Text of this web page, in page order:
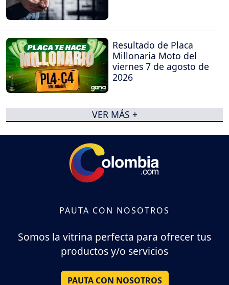
Resultado de Placa
Millonaria Moto del
viernes 7 de agosto de
2026
VER MÁS +
PAUTA CON NOSOTROS
Somos la vitrina perfecta para ofrecer tus
productos y/o servicios
PAUTA CON NOSOTROS